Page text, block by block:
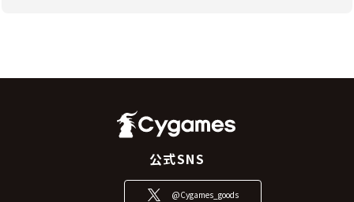
公式SNS
@Cygames_goods